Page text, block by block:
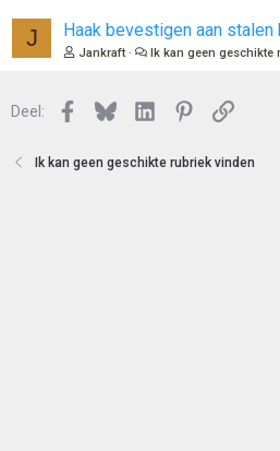
J Haak bevestigen aan stalen
Jankraft Ik kan geen geschikte
Deel: Facebook
BlueskyLinkedInPinterest
Link
Ik kan geen geschikte rubriek vinden